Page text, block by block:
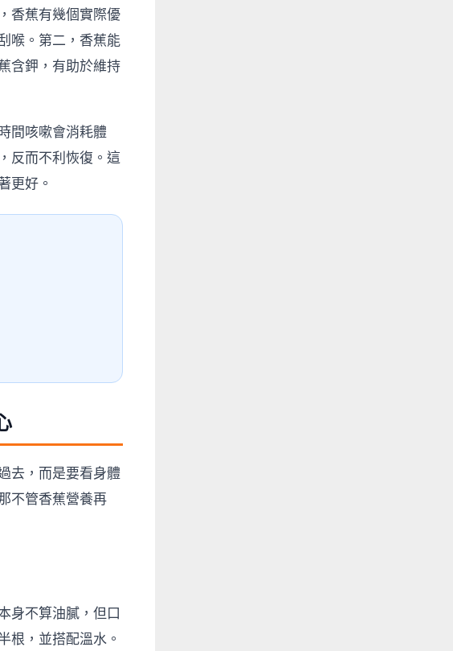
香蕉有幾個實際優
喉。第二，香蕉能
含鉀，有助於維持
間咳嗽會消耗體
反而不利恢復。這
更好。
去，而是要看身體
不管香蕉營養再
身不算油膩，但口
根，並搭配溫水。